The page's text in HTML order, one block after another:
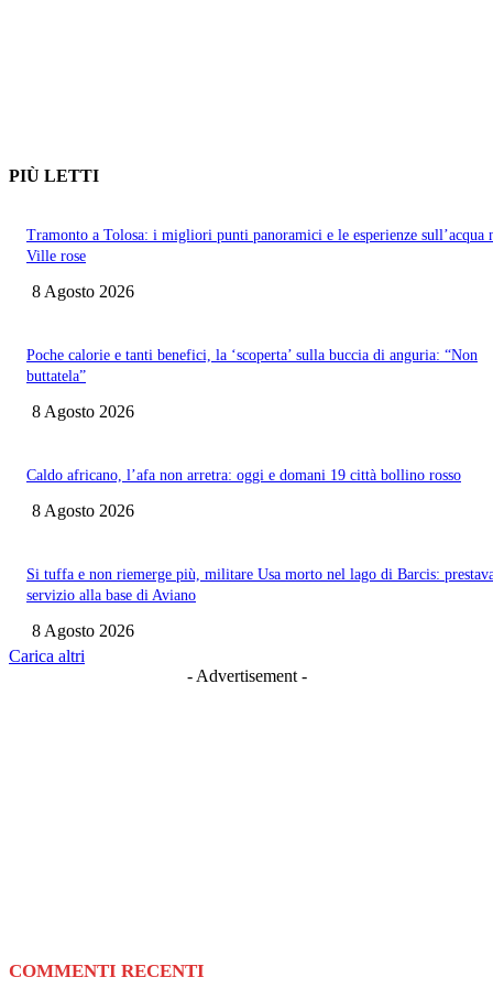
PIÙ LETTI
Tramonto a Tolosa: i migliori punti panoramici e le esperienze sull’acqua
Ville rose
8 Agosto 2026
Poche calorie e tanti benefici, la ‘scoperta’ sulla buccia di anguria: “Non
buttatela”
8 Agosto 2026
Caldo africano, l’afa non arretra: oggi e domani 19 città bollino rosso
8 Agosto 2026
Si tuffa e non riemerge più, militare Usa morto nel lago di Barcis:
servizio alla base di Aviano
8 Agosto 2026
Carica altri
- Advertisement -
COMMENTI RECENTI